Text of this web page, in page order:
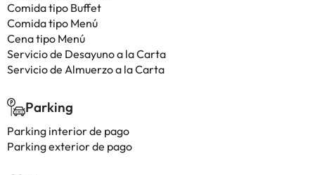
Comida tipo Buffet
Comida tipo Menú
Cena tipo Menú
Servicio de Desayuno a la Carta
Servicio de Almuerzo a la Carta
Parking
Parking interior de pago
Parking exterior de pago